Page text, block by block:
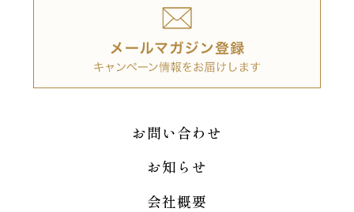
お問い合わせ
お知らせ
会社概要